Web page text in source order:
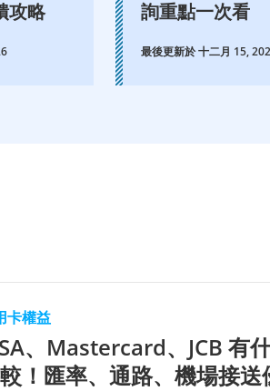
攻略
詢重點一次看
最後更新於 十二月 15,
卡權益
、Mastercard、JCB 有
！匯率、通路、機場接送